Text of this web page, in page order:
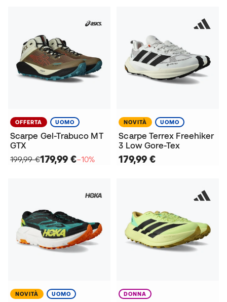
OFFERTA UOMO
Scarpe Gel-Trabuco MT
GTX
199,99 €179,99 €−10%
NOVITÀ UOMO
Scarpe Terrex Freehiker
3 Low Gore-Tex
179,99 €
NOVITÀ UOMO DONNA